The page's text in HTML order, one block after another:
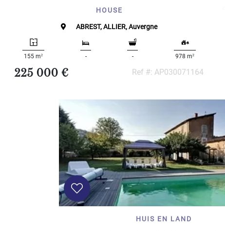
HOUSE
ABREST, ALLIER, Auvergne
155 m2 - - 978 m2
225 000 € Ref #: AP030071164
HUIS EN LAND